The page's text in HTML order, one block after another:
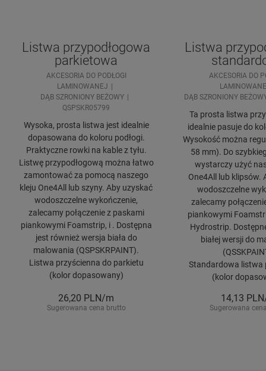
Listwa przypodłogowa
parkietowa
AKCESORIA DO PODŁOGI
LAMINOWANEJ
DĄB SZRONIONY BEŻOWY
QSPSKR05799
Wysoka, prosta listwa jest idealnie
dopasowana do koloru podłogi.
Praktyczne rowki na kable z tyłu.
Listwę przypodłogową można łatwo
zamontować za pomocą naszego
kleju One4All lub szyny. Aby uzyskać
wodoszczelne wykończenie,
zalecamy połączenie z paskami
piankowymi Foamstrip, i . Dostępna
jest również wersja biała do
malowania (QSPSKRPAINT).
Listwa przyścienna do parkietu
(kolor dopasowany)
26,20 PLN/m
Sugerowana cena brutto
Listwa
AKCESORIA DO
DĄB SZRONIONY
Ta prosta listwa
idealnie pasuje do
Wysokość można
58 mm). Do
wystarczy użyć
One4All lub klipsów.
wodoszczelne
zalecamy
piankowymi
Hydrostrip.
białej wersji do
Standardowa listwa
(kolor
14,13
Sugerowana